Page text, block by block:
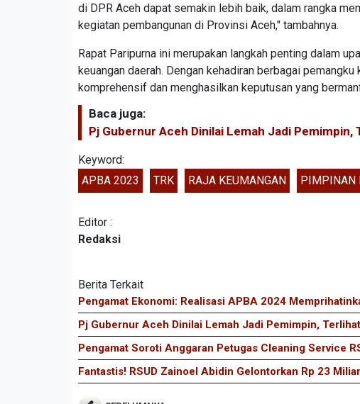
di DPR Aceh dapat semakin lebih baik, dalam rangka
kegiatan pembangunan di Provinsi Aceh," tambahnya.
Rapat Paripurna ini merupakan langkah penting dalam
keuangan daerah. Dengan kehadiran berbagai
komprehensif dan menghasilkan keputusan yang
Baca juga:
Pj Gubernur Aceh Dinilai Lemah Jadi Pemimpin,
Keyword:
APBA 2023
TRK RAJA KEUMANGAN PIMPINAN
Editor :
Redaksi
Berita Terkait
Pengamat Ekonomi: Realisasi APBA 2024
Pj Gubernur Aceh Dinilai Lemah Jadi Pemimpin,
Pengamat Soroti Anggaran Petugas Cleaning Service
Fantastis! RSUD Zainoel Abidin Gelontorkan Rp 23